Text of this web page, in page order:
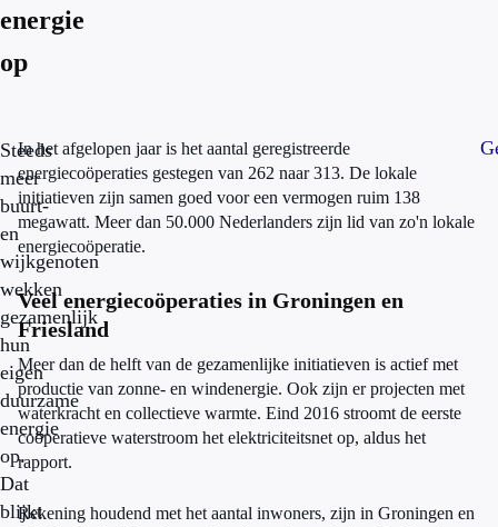
energie
op
Steeds
meer
buurt-
en
wijkgenoten
wekken
gezamenlijk
hun
eigen
duurzame
energie
op.
Dat
blijkt
In het afgelopen jaar is het aantal geregistreerde
energiecoöperaties gestegen van 262 naar 313. De lokale
initiatieven zijn samen goed voor een vermogen ruim 138
megawatt. Meer dan 50.000 Nederlanders zijn lid van zo'n lokale
energiecoöperatie.
Veel energiecoöperaties in Groningen en
Friesland
Meer dan de helft van de gezamenlijke initiatieven is actief met
productie van zonne- en windenergie. Ook zijn er projecten met
waterkracht en collectieve warmte. Eind 2016 stroomt de eerste
coöperatieve waterstroom het elektriciteitsnet op, aldus het
rapport.
Rekening houdend met het aantal inwoners, zijn in Groningen en